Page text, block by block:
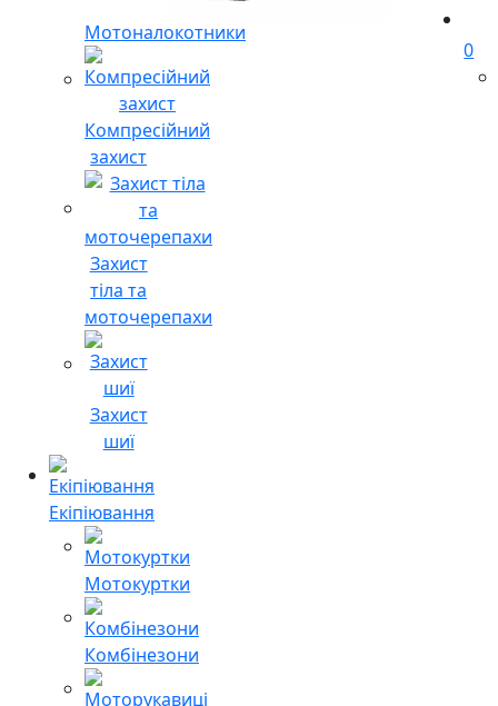
Мотоналокотники
Компресійний
захист
Захист
тіла та
моточерепахи
Захист
шиї
Екіпіювання
Мотокуртки
Комбінезони
0